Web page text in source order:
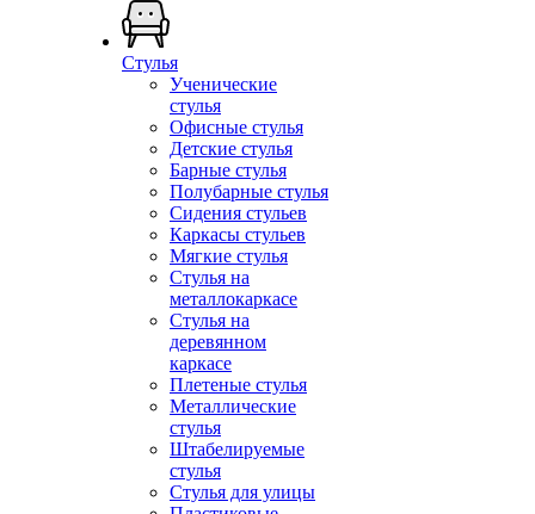
Стулья
Ученические
стулья
Офисные стулья
Детские стулья
Барные стулья
Полубарные стулья
Сидения стульев
Каркасы стульев
Мягкие стулья
Стулья на
металлокаркасе
Стулья на
деревянном
каркасе
Плетеные стулья
Металлические
стулья
Штабелируемые
стулья
Стулья для улицы